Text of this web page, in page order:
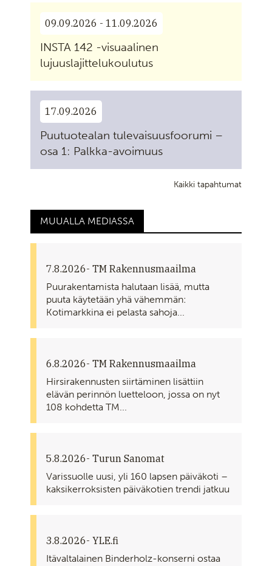
09.09.2026 - 11.09.2026
INSTA 142 -visuaalinen
lujuuslajittelukoulutus
17.09.2026
Puutuotealan tulevaisuusfoorumi –
osa 1: Palkka-avoimuus
Kaikki tapahtumat
MUUALLA MEDIASSA
7.8.2026- TM Rakennusmaailma
Puurakentamista halutaan lisää, mutta
puuta käytetään yhä vähemmän:
Kotimarkkina ei pelasta sahoja...
6.8.2026- TM Rakennusmaailma
Hirsirakennusten siirtäminen lisättiin
elävän perinnön luetteloon, jossa on nyt
108 kohdetta TM...
5.8.2026- Turun Sanomat
Varissuolle uusi, yli 160 lapsen päiväkoti –
kaksikerroksisten päiväkotien trendi jatkuu
3.8.2026- YLE.fi
Itävaltalainen Binderholz-konserni ostaa